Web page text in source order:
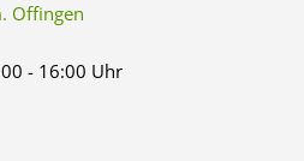
Offingen
- 16:00 Uhr